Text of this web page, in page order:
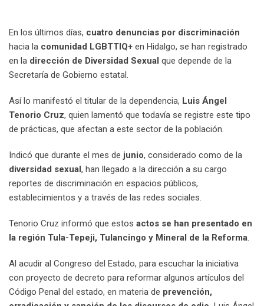
En los últimos días, cuatro denuncias por discriminación
hacia la comunidad LGBTTIQ+ en Hidalgo, se han registrado
en la dirección de Diversidad Sexual que depende de la
Secretaría de Gobierno estatal.
Así lo manifestó el titular de la dependencia, Luis Ángel
Tenorio Cruz, quien lamentó que todavía se registre este tipo
de prácticas, que afectan a este sector de la población.
Indicó que durante el mes de junio, considerado como de la
diversidad sexual, han llegado a la dirección a su cargo
reportes de discriminación en espacios públicos,
establecimientos y a través de las redes sociales.
Tenorio Cruz informó que estos actos se han presentado en
la región Tula-Tepeji, Tulancingo y Mineral de la Reforma.
Al acudir al Congreso del Estado, para escuchar la iniciativa
con proyecto de decreto para reformar algunos artículos del
Código Penal del estado, en materia de prevención,